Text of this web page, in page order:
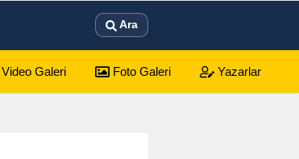
Ara
Galeri Foto Galeri Yazarlar